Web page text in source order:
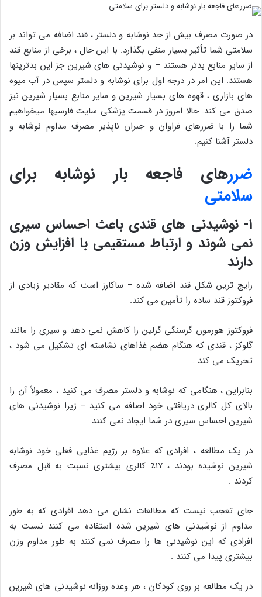
در صورت مصرف بیش از حد نوشابه و دلستر ، قند اضافه می تواند بر
سلامتی شما تأثیر بسیار منفی بگذارد. با این حال ، برخی از منابع قند
از سایر منابع بدتر هستند – و نوشیدنی های شیرین جز این بدترینها
هستند. این امر در درجه اول برای نوشابه و دلستر سپس در آب میوه
های بازاری ، قهوه های بسیار شیرین و سایر منابع بسیار شیرین نیز
صدق می کند. حالا امروز در قسمت پزشکی سایت فارسیها میخواهیم
شما را با ضررهای فراوان و جبران ناپذیر مصرف مداوم نوشابه و
دلستر آشنا کنیم.
ضررهای فاجعه بار نوشابه برای
سلامتی
۱- نوشیدنی های قندی باعث احساس سیری
نمی شوند و ارتباط مستقیمی با افزایش وزن
دارند
رایج ترین شکل قند اضافه شده – ساکارز است که مقادیر زیادی از
فروکتوز قند ساده را تأمین می کند.
فروکتوز هورمون گرسنگی گرلین را کاهش نمی دهد و سیری را مانند
گلوکز ، قندی که هنگام هضم غذاهای نشاسته ای تشکیل می شود ،
تحریک می کند .
بنابراین ، هنگامی که نوشابه و دلستر مصرف می کنید ، معمولاً آن را
بالای کل کالری دریافتی خود اضافه می کنید – زیرا نوشیدنی های
شیرین احساس سیری در شما ایجاد نمی کنند.
در یک مطالعه ، افرادی که علاوه بر رژیم غذایی فعلی خود نوشابه
شیرین نوشیده بودند ، ۱۷٪ کالری بیشتری نسبت به قبل مصرف
کردند .
جای تعجب نیست که مطالعات نشان می دهد افرادی که به طور
مداوم از نوشیدنی های شیرین شده استفاده می کنند نسبت به
افرادی که این نوشیدنی ها را مصرف نمی کنند به طور مداوم وزن
بیشتری پیدا می کنند .
در یک مطالعه بر روی کودکان ، هر وعده روزانه نوشیدنی های شیرین